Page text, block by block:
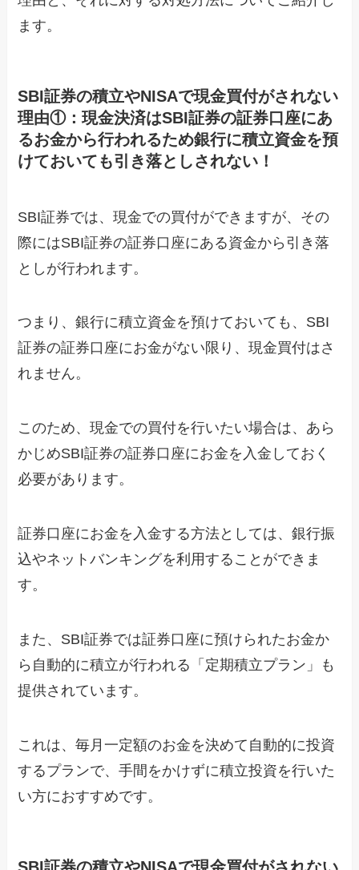
ます。
SBI証券の積立やNISAで現金買付がされない
理由①：現金決済はSBI証券の証券口座にあ
るお金から行われるため銀行に積立資金を預
けておいても引き落としされない！
SBI証券では、現金での買付ができますが、その
際にはSBI証券の証券口座にある資金から引き落
としが行われます。
つまり、銀行に積立資金を預けておいても、SBI
証券の証券口座にお金がない限り、現金買付はさ
れません。
このため、現金での買付を行いたい場合は、あら
かじめSBI証券の証券口座にお金を入金しておく
必要があります。
証券口座にお金を入金する方法としては、銀行振
込やネットバンキングを利用することができま
す。
また、SBI証券では証券口座に預けられたお金か
ら自動的に積立が行われる「定期積立プラン」も
提供されています。
これは、毎月一定額のお金を決めて自動的に投資
するプランで、手間をかけずに積立投資を行いた
い方におすすめです。